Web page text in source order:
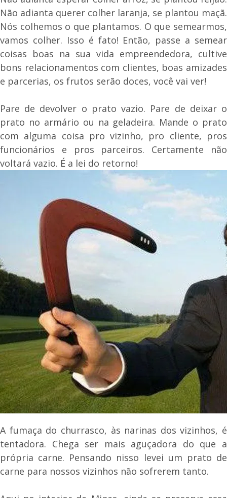
Não adianta querer colher laranja, se plantou maçã.
Nós colhemos o que plantamos. O que semearmos,
vamos colher. Isso é fato! Então, passe a semear
coisas boas na sua vida empreendedora, cultive
bons relacionamentos com clientes, boas amizades
e parcerias, os frutos serão doces, você vai ver!
Pare de devolver o prato vazio. Pare de deixar o
prato no armário ou na geladeira. Mande o prato
com alguma coisa pro vizinho, pro cliente, pros
funcionários e pros parceiros. Certamente não
voltará vazio. É a lei do retorno!
A fumaça do churrasco, às narinas dos vizinhos, é
tentadora. Chega ser mais aguçadora do que a
própria carne. Pensando nisso levei um prato de
carne para nossos vizinhos não sofrerem tanto.